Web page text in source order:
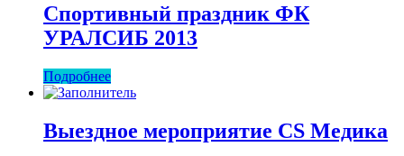
Спортивный праздник ФК
УРАЛСИБ 2013
Подробнее
Выездное мероприятие CS Медика